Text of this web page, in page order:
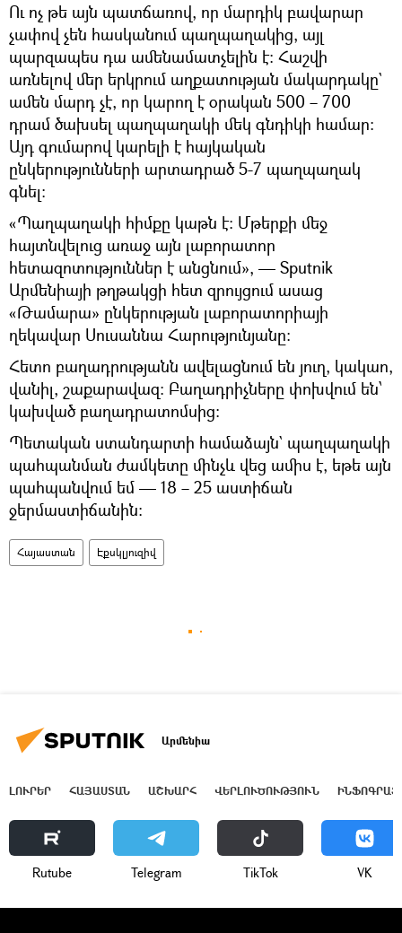
Ու ոչ թե այն պատճառով, որ մարդիկ բավարար
չափով չեն հասկանում պաղպաղակից, այլ
պարզապես դա ամենամատչելին է։ Հաշվի
առնելով մեր երկրում աղքատության մակարդակը`
ամեն մարդ չէ, որ կարող է օրական 500 – 700
դրամ ծախսել պաղպաղակի մեկ գնդիկի համար։
Այդ գումարով կարելի է հայկական
ընկերությունների արտադրած 5-7 պաղպաղակ
գնել։
«Պաղպաղակի հիմքը կաթն է։ Մթերքի մեջ
հայտնվելուց առաջ այն լաբորատոր
հետազոտություններ է անցնում», — Sputnik
Արմենիայի թղթակցի հետ զրույցում ասաց
«Թամարա» ընկերության լաբորատորիայի
ղեկավար Սուսաննա Հարությունյանը։
Հետո բաղադրությանն ավելացնում են յուղ, կակաո,
վանիլ, շաքարավազ։ Բաղադրիչները փոխվում են՝
կախված բաղադրատոմսից։
Պետական ստանդարտի համաձայն` պաղպաղակի
պահպանման ժամկետը մինչև վեց ամիս է, եթե այն
պահպանվում եմ — 18 – 25 աստիճան
ջերմաստիճանին։
Հայաստան Էքսկլյուզիվ
Արմենիա
ԼՈՒՐԵՐ ՀԱՅԱՍՏԱՆ ԱՇԽԱՐՀ ՎԵՐԼՈՒԾՈՒԹՅՈՒՆ
Rutube Telegram ТikТоk VK